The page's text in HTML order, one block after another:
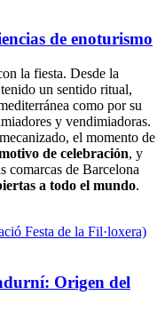
de enoturismo
la fiesta. Desde la
un sentido ritual,
como por su
y vendimiadoras.
el momento de
de celebración, y
comarcas de Barcelona
a todo el mundo.
Origen del